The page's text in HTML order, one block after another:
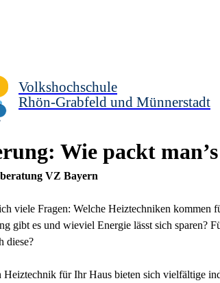
Volkshochschule
Rhön-Grabfeld und Münnerstadt
Wie packt
VZ Bayern
viele Fragen: Welche Heiztechniken kommen
gibt es und wieviel Energie lässt sich sparen?
diese?
Heiztechnik für Ihr Haus bieten sich vielfältige